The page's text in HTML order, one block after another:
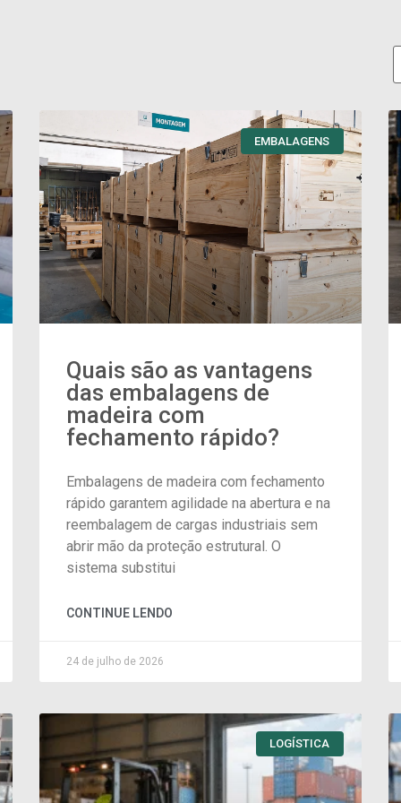
EMBALAGENS
Quais são as vantagens
das embalagens de
madeira com
fechamento rápido?
Embalagens de madeira com fechamento
rápido garantem agilidade na abertura e na
reembalagem de cargas industriais sem
abrir mão da proteção estrutural. O
sistema substitui
CONTINUE LENDO
24 de julho de 2026
LOGÍSTICA